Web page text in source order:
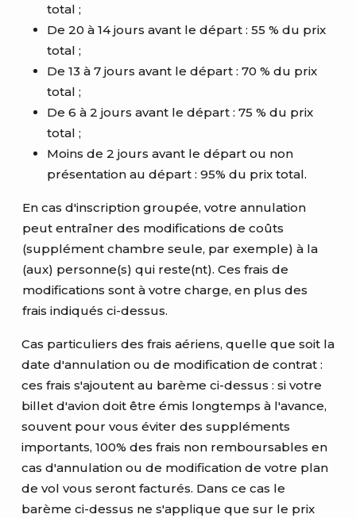
total ;
De 20 à 14 jours avant le départ : 55 % du prix
total ;
De 13 à 7 jours avant le départ : 70 % du prix
total ;
De 6 à 2 jours avant le départ : 75 % du prix
total ;
Moins de 2 jours avant le départ ou non
présentation au départ : 95% du prix total.
En cas d'inscription groupée, votre annulation
peut entraîner des modifications de coûts
(supplément chambre seule, par exemple) à la
(aux) personne(s) qui reste(nt). Ces frais de
modifications sont à votre charge, en plus des
frais indiqués ci-dessus.
Cas particuliers des frais aériens, quelle que soit la
date d'annulation ou de modification de contrat :
ces frais s'ajoutent au barème ci-dessus : si votre
billet d'avion doit être émis longtemps à l'avance,
souvent pour vous éviter des suppléments
importants, 100% des frais non remboursables en
cas d'annulation ou de modification de votre plan
de vol vous seront facturés. Dans ce cas le
barème ci-dessus ne s'applique que sur le prix